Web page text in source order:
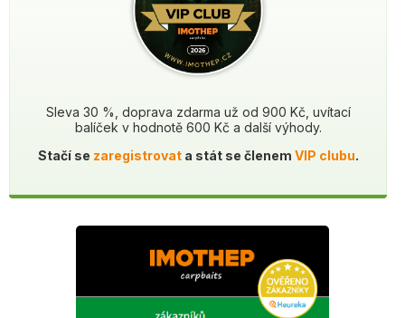
Sleva 30 %, doprava zdarma už od 900 Kč, uvítací
balíček v hodnotě 600 Kč a další výhody.
Stačí se zaregistrovata stát se členem VIP clubu.